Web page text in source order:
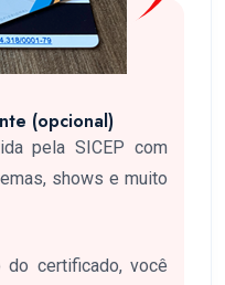
(opcional)
pela SICEP com
shows e muito
do certificado, você